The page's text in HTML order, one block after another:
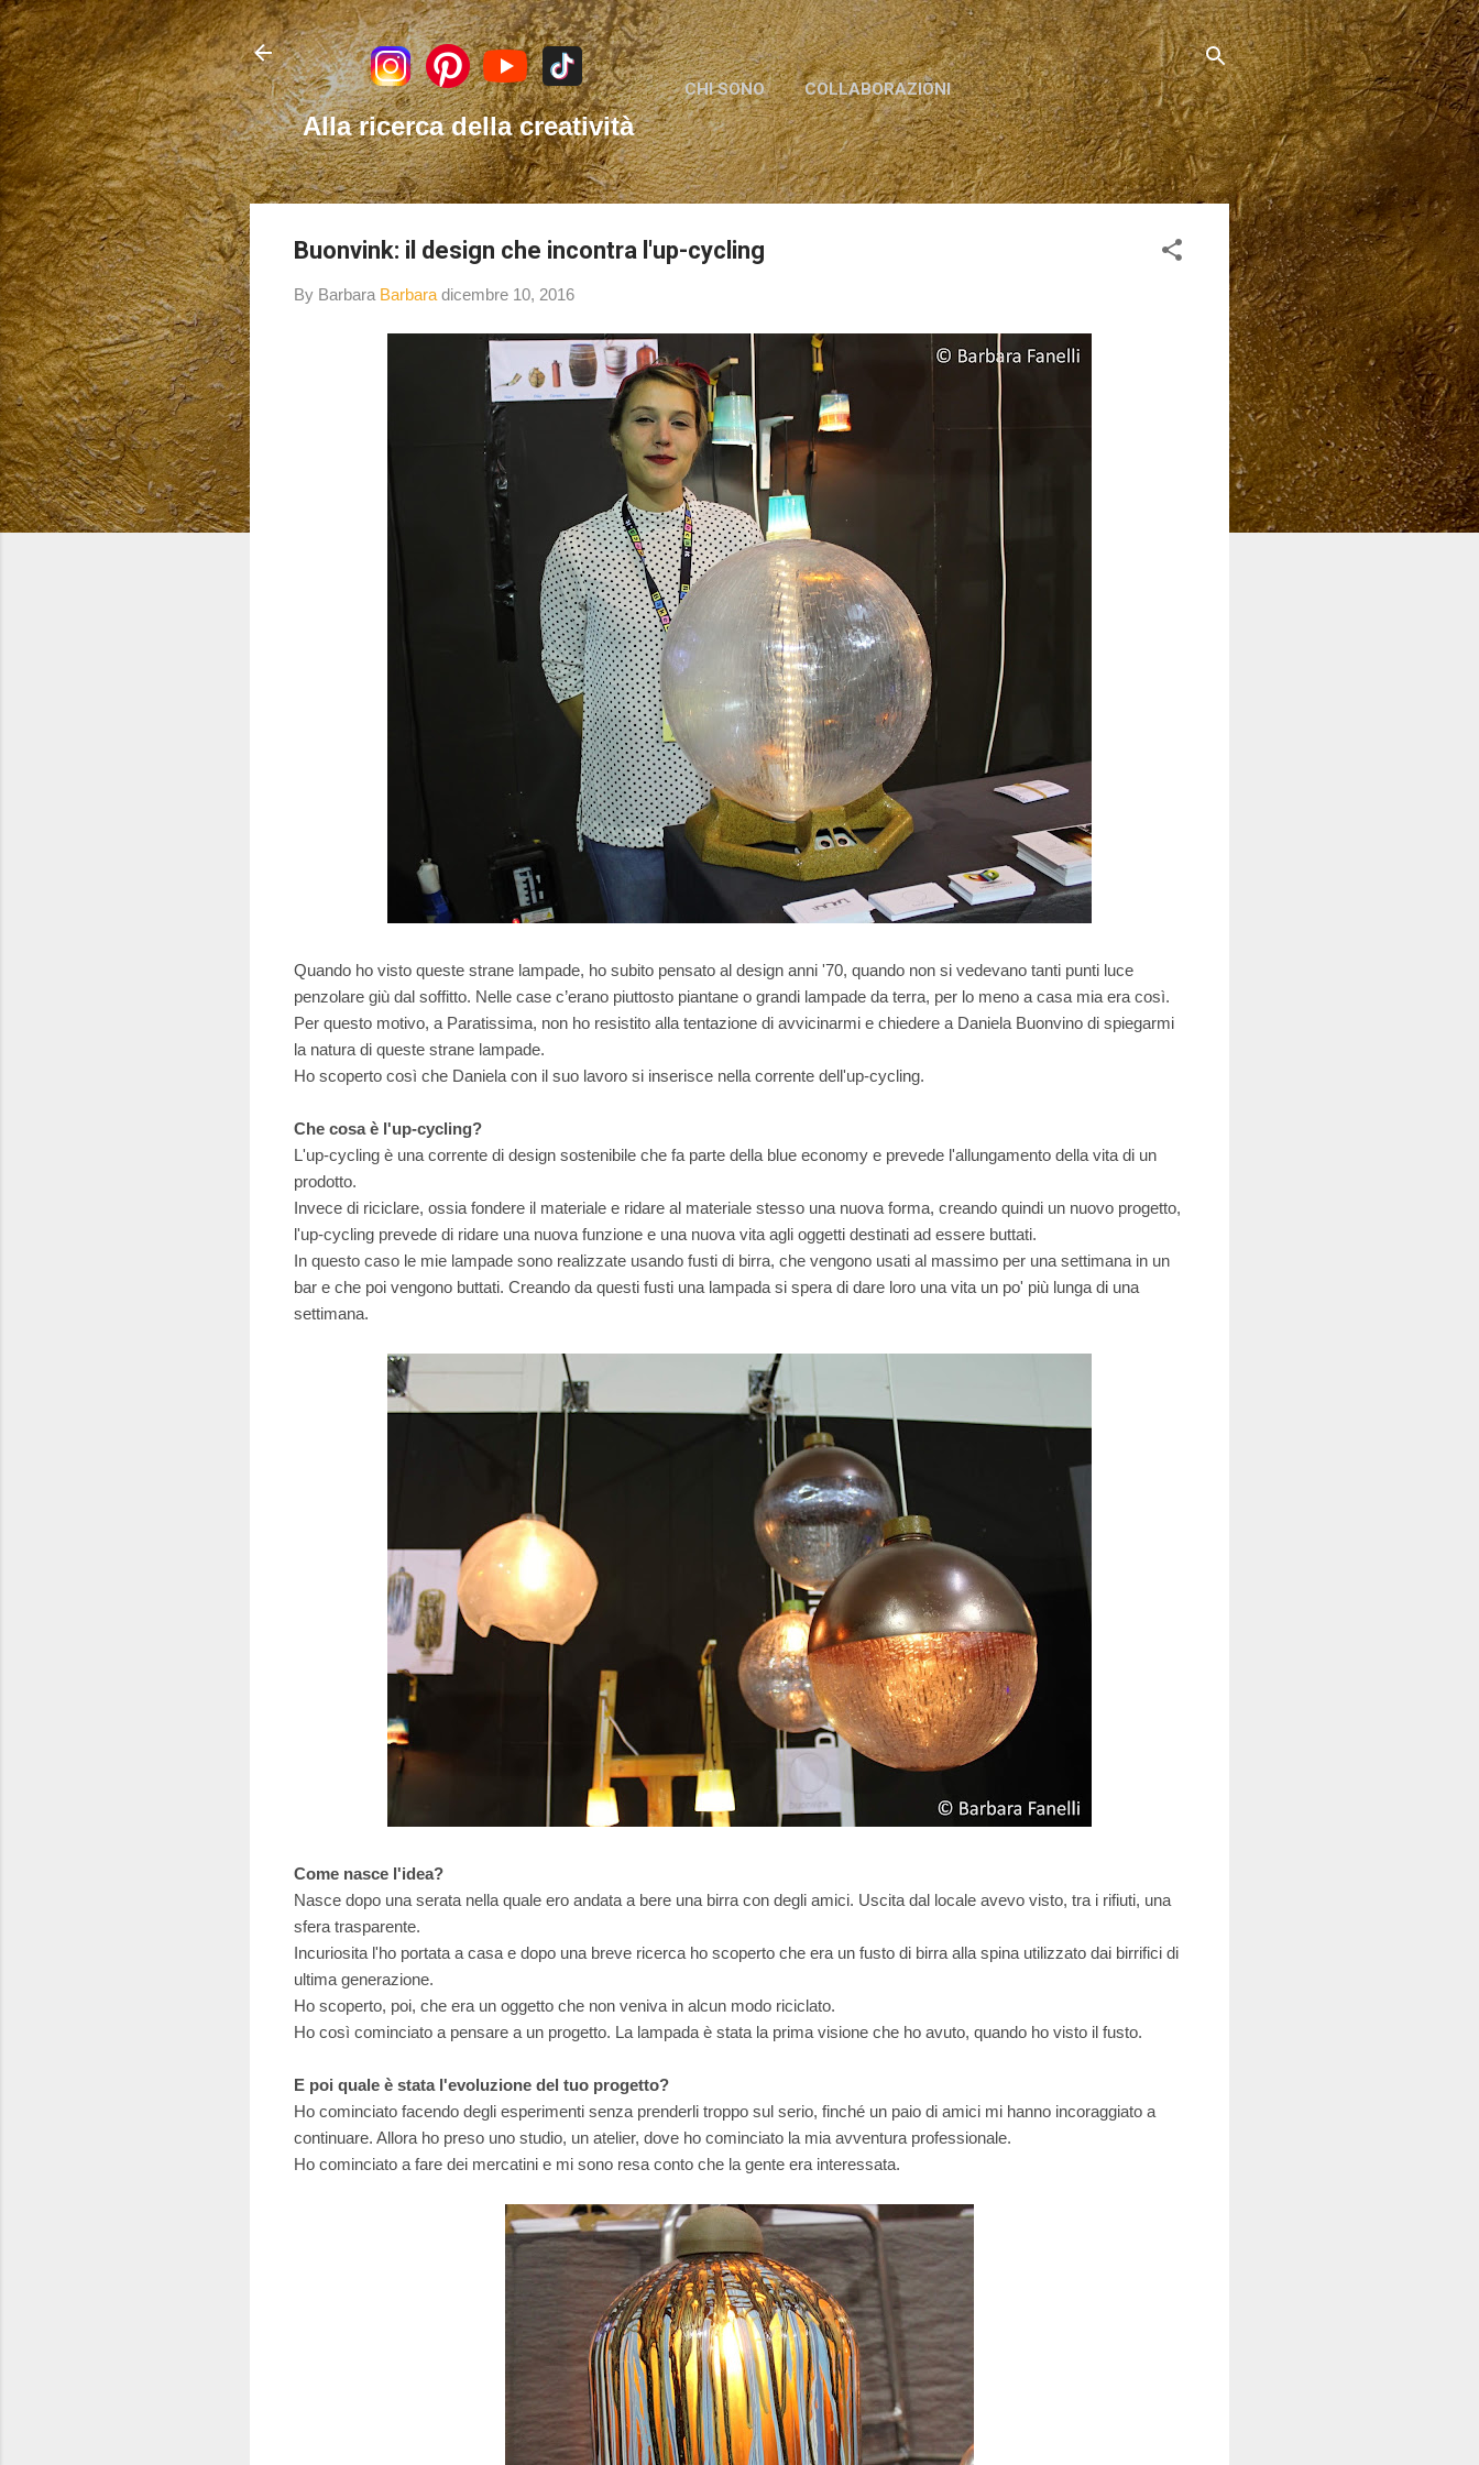
Passa ai contenuti principali
Alla ricerca della creatività
CHI SONO COLLABORAZIONI
Buonvink: il design che incontra l'up-cycling
By Barbara Barbara dicembre 10, 2016
Quando ho visto queste strane lampade, ho subito pensato al design anni '70, quando non si vedevano tanti punti luce
penzolare giù dal soffitto. Nelle case c’erano piuttosto piantane o grandi lampade da terra, per lo meno a casa mia era così.
Per questo motivo, a Paratissima, non ho resistito alla tentazione di avvicinarmi e chiedere a Daniela Buonvino di spiegarmi
la natura di queste strane lampade.
Ho scoperto così che Daniela con il suo lavoro si inserisce nella corrente dell'up-cycling.
Che cosa è l'up-cycling?
L'up-cycling è una corrente di design sostenibile che fa parte della blue economy e prevede l'allungamento della vita di un
prodotto.
Invece di riciclare, ossia fondere il materiale e ridare al materiale stesso una nuova forma, creando quindi un nuovo progetto,
l'up-cycling prevede di ridare una nuova funzione e una nuova vita agli oggetti destinati ad essere buttati.
In questo caso le mie lampade sono realizzate usando fusti di birra, che vengono usati al massimo per una settimana in un
bar e che poi vengono buttati. Creando da questi fusti una lampada si spera di dare loro una vita un po' più lunga di una
settimana.
Come nasce l'idea?
Nasce dopo una serata nella quale ero andata a bere una birra con degli amici. Uscita dal locale avevo visto, tra i rifiuti, una
sfera trasparente.
Incuriosita l'ho portata a casa e dopo una breve ricerca ho scoperto che era un fusto di birra alla spina utilizzato dai birrifici di
ultima generazione.
Ho scoperto, poi, che era un oggetto che non veniva in alcun modo riciclato.
Ho così cominciato a pensare a un progetto. La lampada è stata la prima visione che ho avuto, quando ho visto il fusto.
E poi quale è stata l'evoluzione del tuo progetto?
Ho cominciato facendo degli esperimenti senza prenderli troppo sul serio, finché un paio di amici mi hanno incoraggiato a
continuare. Allora ho preso uno studio, un atelier, dove ho cominciato la mia avventura professionale.
Ho cominciato a fare dei mercatini e mi sono resa conto che la gente era interessata.